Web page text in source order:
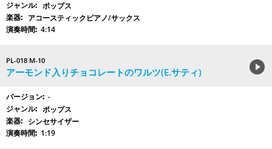
ポップス
アコースティックピアノ/サックス
4:14
PL-018 M-10
アーモンド入りチョコレートのワルツ(E.サティ)
-
ポップス
シンセサイザー
1:19